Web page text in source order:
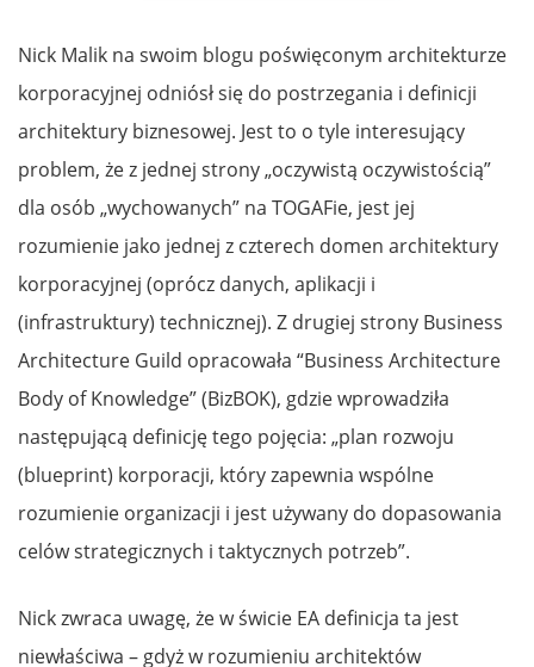
Nick Malik na swoim blogu poświęconym architekturze
korporacyjnej odniósł się do postrzegania i definicji
architektury biznesowej. Jest to o tyle interesujący
problem, że z jednej strony „oczywistą oczywistością”
dla osób „wychowanych” na TOGAFie, jest jej
rozumienie jako jednej z czterech domen architektury
korporacyjnej (oprócz danych, aplikacji i
(infrastruktury) technicznej). Z drugiej strony Business
Architecture Guild opracowała “Business Architecture
Body of Knowledge” (BizBOK), gdzie wprowadziła
następującą definicję tego pojęcia: „plan rozwoju
(blueprint) korporacji, który zapewnia wspólne
rozumienie organizacji i jest używany do dopasowania
celów strategicznych i taktycznych potrzeb”.
Nick zwraca uwagę, że w świcie EA definicja ta jest
niewłaściwa – gdyż w rozumieniu architektów